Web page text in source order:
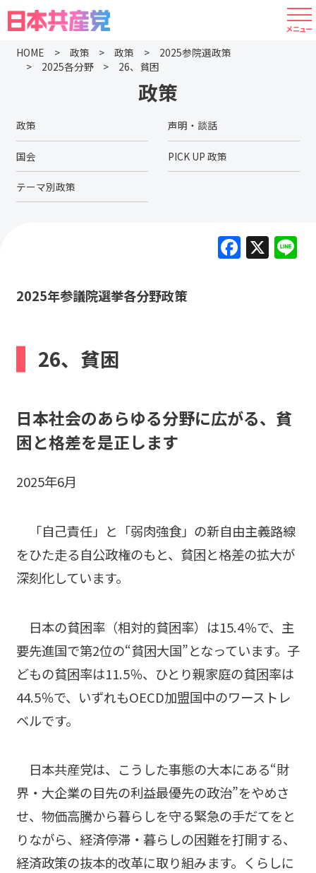
HOME 政策 政策
2025参院選政策
2025各分野
26、貧困
政策
政策 声明・談話
国会 PICK UP 政策
テーマ別政策
F
k
X
2025年参議院選挙各分野政策
26、貧困
日本社会のあらゆる分野に広がる、貧
困と格差を是正します
2025年6月
「自己責任」と「弱肉強食」の新自由主義路線
をひた走る自公政権のもと、貧困と格差の拡大が
深刻化しています。
日本の貧困率（相対的貧困率）は15.4％で、主
要先進国で第2位の“貧困大国”となっています。子
どもの貧困率は11.5％、ひとり親家庭の貧困率は
44.5％で、いずれもOECD加盟国中のワーストレ
ベルです。
日本共産党は、こうした事態の大本にある“財
界・大企業の目先の利益最優先の政治”をやめさ
せ、物価高騰から暮らしを守る緊急の手だてをと
りながら、経済停滞・暮らしの困難を打開する、
経済政策の抜本的改革に取り組みます。くらしに